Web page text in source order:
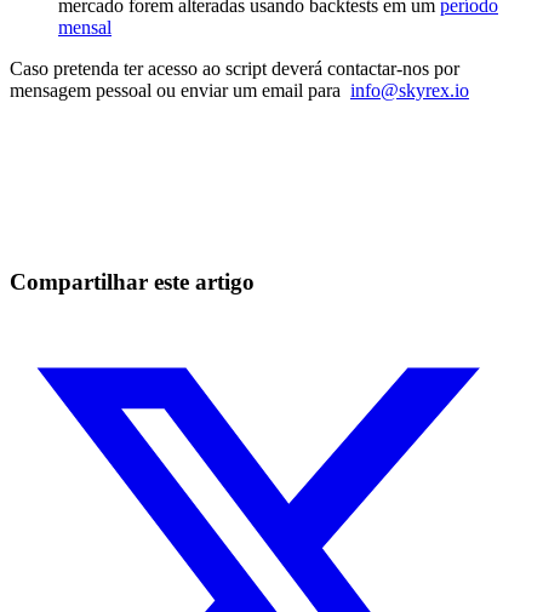
mercado forem alteradas usando backtests em um período
mensal
Caso pretenda ter acesso ao script deverá contactar-nos por
mensagem pessoal ou enviar um email para info@skyrex.io
Compartilhar este artigo